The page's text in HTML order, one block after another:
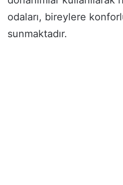
odaları, bireylere
sunmaktadır.